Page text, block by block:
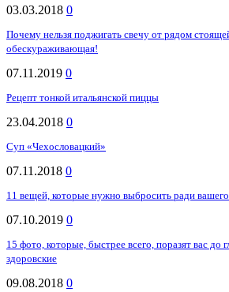
03.03.2018 0
Почему нельзя поджигать свечу от рядом
обескураживающая!
07.11.2019 0
Рецепт тонкой итальянской пиццы
23.04.2018 0
Суп «Чехословацкий»
07.11.2018 0
11 вещей, которые нужно выбросить ради
07.10.2019 0
15 фото, которые, быстрее всего, поразят вас
здоровские
09.08.2018 0